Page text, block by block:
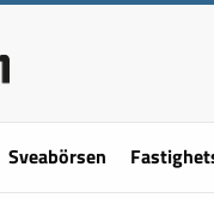
Sveabörsen